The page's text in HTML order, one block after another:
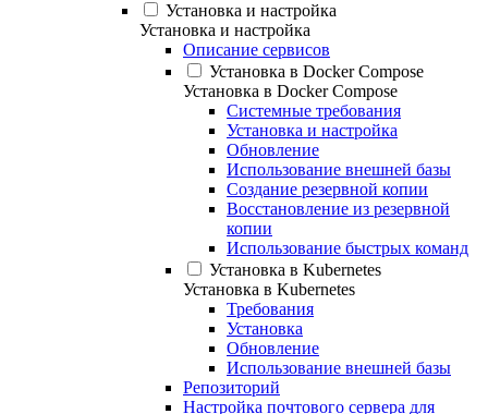
Установка и настройка
Установка и настройка
Описание сервисов
Установка в Docker Compose
Установка в Docker Compose
Системные требования
Установка и настройка
Обновление
Использование внешней базы
Создание резервной копии
Восстановление из резервной
копии
Использование быстрых команд
Установка в Kubernetes
Установка в Kubernetes
Требования
Установка
Обновление
Использование внешней базы
Репозиторий
Настройка почтового сервера для